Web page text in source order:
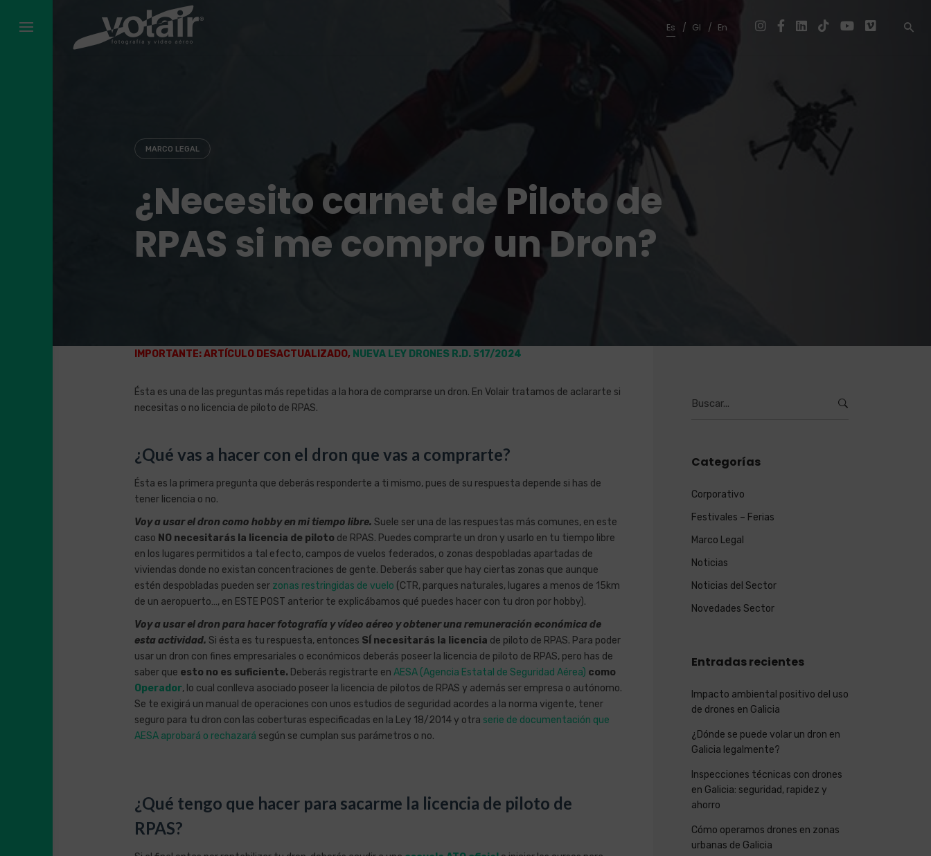
content
Es Gl En
MARCO LEGAL
¿Necesito carnet de Piloto de
RPAS si me compro un Dron?
IMPORTANTE: ARTÍCULO DESACTUALIZADO, NUEVA LEY DRONES R.D. 517/2024
Ésta es una de las preguntas más repetidas a la hora de comprarse un dron. En Volair tratamos de aclararte si
necesitas o no licencia de piloto de RPAS.
¿Qué vas a hacer con el dron que vas a comprarte?
Ésta es la primera pregunta que deberás responderte a ti mismo, pues de su respuesta depende si has de
tener licencia o no.
Voy a usar el dron como hobby en mi tiempo libre. Suele ser una de las respuestas más comunes, en este
caso NO necesitarás la licencia de pilotode RPAS. Puedes comprarte un dron y usarlo en tu tiempo libre
en los lugares permitidos a tal efecto, campos de vuelos federados, o zonas despobladas apartadas de
viviendas donde no existan concentraciones de gente. Deberás saber que hay ciertas zonas que aunque
estén despobladas pueden ser zonas restringidas de vuelo (CTR, parques naturales, lugares a menos de 15km
de un aeropuerto…, en ESTE POST anterior te explicábamos qué puedes hacer con tu dron por hobby).
Voy a usar el dron para hacer fotografía y vídeo aéreo y obtener una remuneración económica de
esta actividad. Si ésta es tu respuesta, entonces SÍ necesitarás la licencia de piloto de RPAS. Para poder
usar un dron con fines empresariales o económicos deberás poseer la licencia de piloto de RPAS, pero has de
saber que esto no es suficiente.Deberás registrarte en AESA (Agencia Estatal de Seguridad Aérea) como
Operador, lo cual conlleva asociado poseer la licencia de pilotos de RPAS y además ser empresa o autónomo.
Se te exigirá un manual de operaciones con unos estudios de seguridad acordes a la norma vigente, tener
seguro para tu dron con las coberturas especificadas en la Ley 18/2014 y otra serie de documentación que
AESA aprobará o rechazará según se cumplan sus parámetros o no.
¿Qué tengo que hacer para sacarme la licencia de piloto de
RPAS?
Categorías
Corporativo
Festivales – Ferias
Marco Legal
Noticias
Noticias del Sector
Novedades Sector
Entradas recientes
Impacto ambiental positivo del uso
de drones en Galicia
¿Dónde se puede volar un dron en
Galicia legalmente?
Inspecciones técnicas con drones
en Galicia: seguridad, rapidez y
ahorro
Cómo operamos drones en zonas
urbanas de Galicia